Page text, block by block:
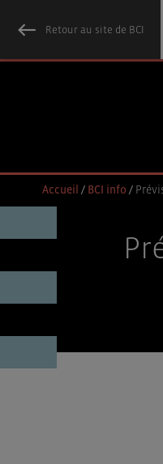
Retour au site de BCI
Accueil / BCI info /